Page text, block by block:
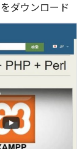
をダウンロード